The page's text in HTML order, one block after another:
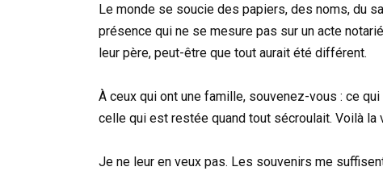
Le monde se soucie des papiers, des noms, du
présence qui ne se mesure pas sur un acte
leur père, peut-être que tout aurait été différent.
À ceux qui ont une famille, souvenez-vous : ce
celle qui est restée quand tout sécroulait. Voilà la
Je ne leur en veux pas. Les souvenirs me